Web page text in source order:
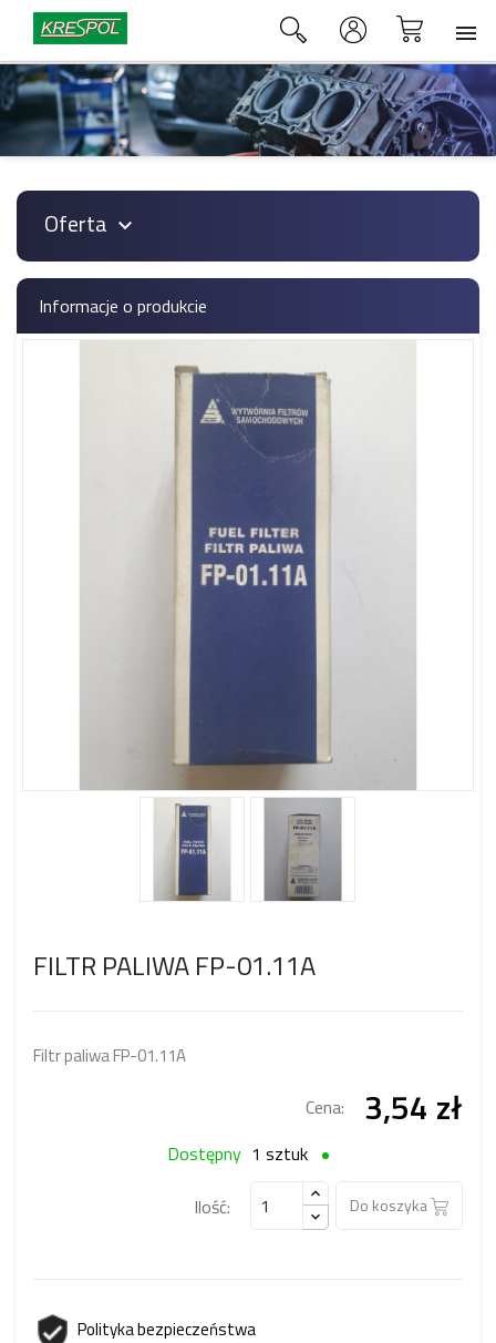

Oferta 
Informacje o produkcie
FILTR PALIWA FP-01.11A
Filtr paliwa FP-01.11A
Cena: 3,54 zł
Dostępny 1 sztuk
Ilość:
Do koszyka
Polityka bezpieczeństwa